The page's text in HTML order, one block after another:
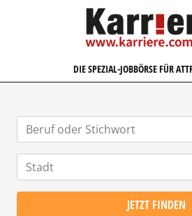
DIE SPEZIAL-JOBBÖRSE FÜR
JETZT FINDEN